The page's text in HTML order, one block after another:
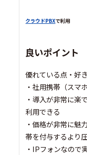
クラウドPBXで利用
良いポイント
優れている点・好
・社用携帯（スマ
・導入が非常に楽
利用できる
・価格が非常に魅
帯を付与するより
・IPフォンなので